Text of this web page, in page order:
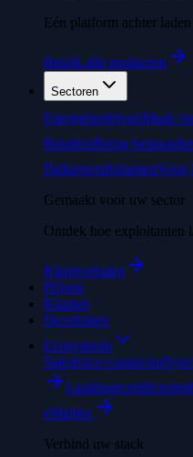
Eén platform achter
Bekijk alle producten
Sectoren
EnergiebedrijvenMaak
RetailersBreng
ParkeerexploitantenVoeg
Gemaakt voor uw sector
Ontdek hoe exploitanten
Klantverhalen
Prijzen
Klanten
Developers
Ecosysteem
Salesforce-connector
Laadpuntcertificering
eMabler.
Verbind uw stack